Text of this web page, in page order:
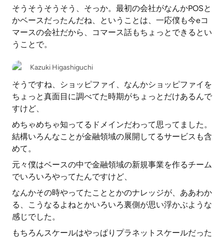
そうそうそうそう、そっか。最初の会社がなんかPOSと
かベースだったんだね、ということは、一応僕も今eコ
マースの会社だから、コマース話もちょっとできるとい
うことで。
Kazuki Higashiguchi
そうですね、ショッピファイ、なんかショッピファイを
ちょっと真面目に調べてた時期がちょっとだけあるんで
すけど、
めちゃめちゃ知ってるドメインだわって思ってました。
結構いろんなことが金融領域の展開してるサービスも含
めて。
元々僕はベースの中で金融領域の新規事業を作るチーム
でいろいろやってたんですけど、
なんかその時やってたこととかのナレッジが、ああわか
る、こうなるよねとかいろいろ裏側が思い浮かぶような
感じでした。
もちろんスケールはやっぱりプラネットスケールだった